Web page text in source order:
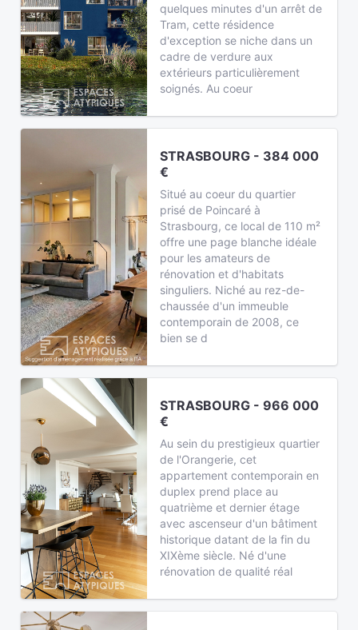
quelques minutes d'un arrêt de
Tram, cette résidence
d'exception se niche dans un
cadre de verdure aux
extérieurs particulièrement
soignés. Au coeur
STRASBOURG - 384 000
€
Situé au coeur du quartier
prisé de Poincaré à
Strasbourg, ce local de 110 m²
offre une page blanche idéale
pour les amateurs de
rénovation et d'habitats
singuliers. Niché au rez-de-
chaussée d'un immeuble
contemporain de 2008, ce
bien se d
STRASBOURG - 966 000
€
Au sein du prestigieux quartier
de l'Orangerie, cet
appartement contemporain en
duplex prend place au
quatrième et dernier étage
avec ascenseur d'un bâtiment
historique datant de la fin du
XIXème siècle. Né d'une
rénovation de qualité réal